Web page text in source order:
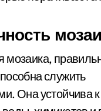
мозаика,
служить
Она устойчива к